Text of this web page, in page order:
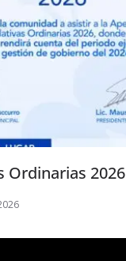
Ordinarias 2026